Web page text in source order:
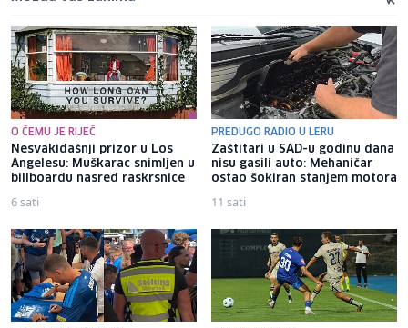
O ČEMU JE RIJEČ
Nesvakidašnji prizor u Los
Angelesu: Muškarac snimljen u
billboardu nasred raskrsnice
6 sati
PREDUGO RADIO U LERU
Zaštitari u SAD-u godinu dana
nisu gasili auto: Mehaničar
ostao šokiran stanjem motora
11 sati